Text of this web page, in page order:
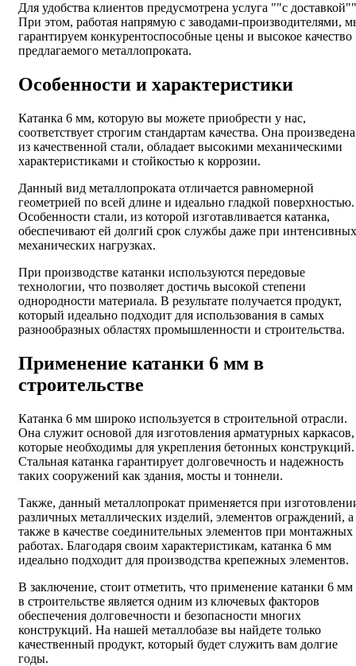
Для удобства клиентов предусмотрена услуга ""с
При этом, работая напрямую с заводами-производителями,
гарантируем конкурентоспособные цены и высокое качество
предлагаемого металлопроката.
Особенности и характеристики
Катанка 6 мм, которую вы можете приобрести у нас,
соответствует строгим стандартам качества. Она произведена
из качественной стали, обладает высокими механическими
характеристиками и стойкостью к коррозии.
Данный вид металлопроката отличается равномерной
геометрией по всей длине и идеально гладкой поверхностью.
Особенности стали, из которой изготавливается катанка,
обеспечивают ей долгий срок службы даже при интенсивных
механических нагрузках.
При производстве катанки используются передовые
технологии, что позволяет достичь высокой степени
однородности материала. В результате получается продукт,
который идеально подходит для использования в самых
разнообразных областях промышленности и строительства.
Применение катанки 6 мм в
строительстве
Катанка 6 мм широко используется в строительной отрасли.
Она служит основой для изготовления арматурных каркасов,
которые необходимы для укрепления бетонных конструкций.
Стальная катанка гарантирует долговечность и надежность
таких сооружений как здания, мосты и тоннели.
Также, данный металлопрокат применяется при
различных металлических изделий, элементов ограждений, а
также в качестве соединительных элементов при монтажных
работах. Благодаря своим характеристикам, катанка 6 мм
идеально подходит для производства крепежных элементов.
В заключение, стоит отметить, что применение катанки 6 мм
в строительстве является одним из ключевых факторов
обеспечения долговечности и безопасности многих
конструкций. На нашей металлобазе вы найдете только
качественный продукт, который будет служить вам долгие
годы.